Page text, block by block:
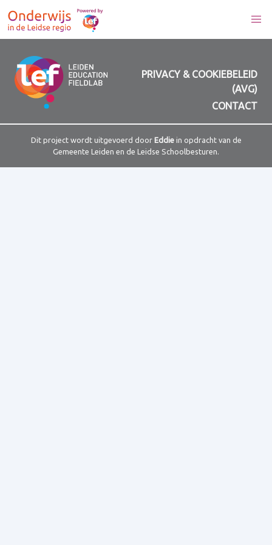
PRIVACY & COOKIEBELEID
(AVG)
CONTACT
Dit project wordt uitgevoerd door Eddiein opdracht van de
Gemeente Leiden en de Leidse Schoolbesturen.